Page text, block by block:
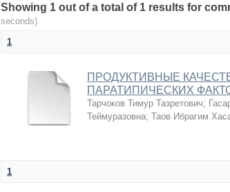
Showing 1 out of a total of 1 results for
seconds)
1
ПРОДУКТИВНЫЕ
ПАРАТИПИЧЕСКИХ
Тарчоков Тимур Тазретович;
Теймуразовна; Таов Ибрагим
1